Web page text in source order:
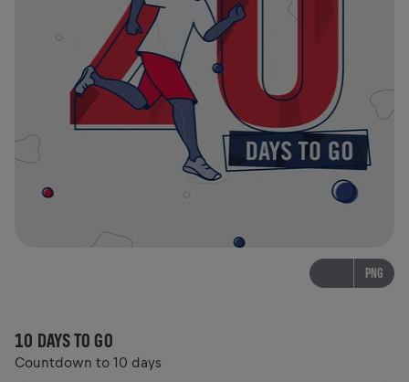
PNG
10 DAYS TO GO
Countdown to 10 days